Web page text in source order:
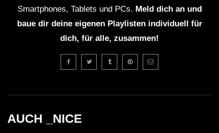
Smartphones, Tablets und PCs. Meld dich an und
baue dir deine eigenen Playlisten individuell für
dich, für alle, zusammen!
AUCH _NICE